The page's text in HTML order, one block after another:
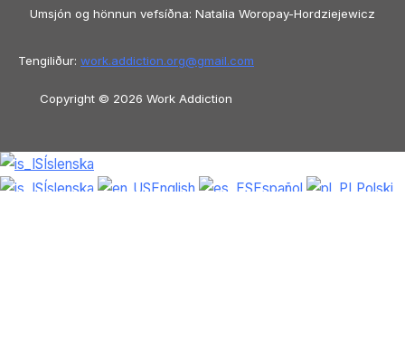
Umsjón og hönnun vefsíðna: Natalia Woropay-Hordziejewicz
Tengiliður: work.addiction.org@gmail.com
Copyright © 2026 Work Addiction
Íslenska
Íslenska
English Español
Polski